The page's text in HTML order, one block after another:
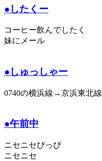
●したくー
コーヒー飲んでしたく
妹にメール
●しゅっしゃー
0740の横浜線→京浜東北線
●午前中
ニセニセぴっぴ
ニセニセ